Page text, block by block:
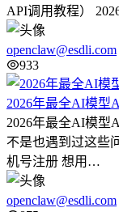
API调用教程）
openclaw@esdli.com
933
2026年最全AI模型
2026年最全AI模型
不是也遇到过这些
机号注册 想用…
openclaw@esdli.com